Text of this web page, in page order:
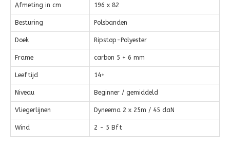
Afmeting in cm 196 x 82
Besturing Polsbanden
Doek Ripstop-Polyester
Frame carbon 5 + 6 mm
Leeftijd 14+
Niveau Beginner / gemiddeld
Vliegerlijnen Dyneema 2 x 25m / 45 daN
Wind 2 - 5 Bft